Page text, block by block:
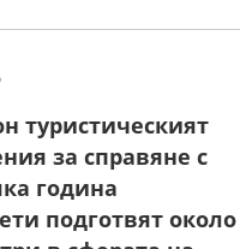
туристическият
за справяне с
година
подготвят около